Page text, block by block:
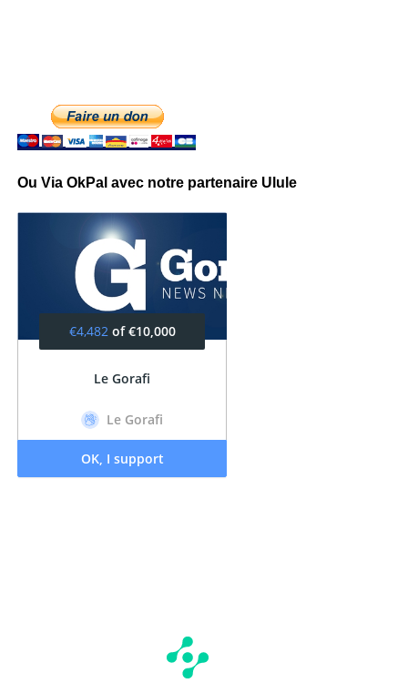
Ou Via OkPal avec notre partenaire Ulule